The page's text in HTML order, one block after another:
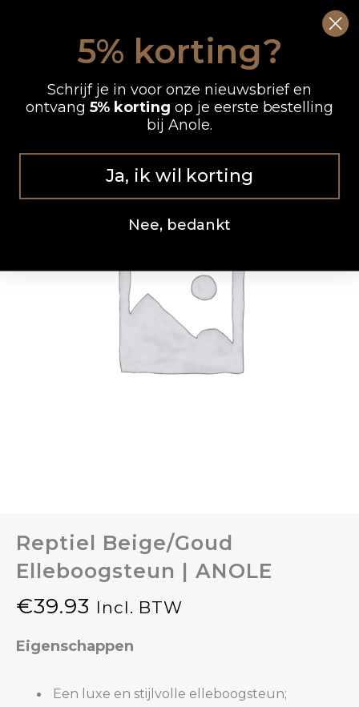
inhoud
Reptiel Beige/Goud
Elleboogsteun | ANOLE
€39.93 Incl. BTW
Eigenschappen
Een luxe en stijlvolle elleboogsteun;
5% korting?
Schrijf je in voor onze nieuwsbrief en
ontvang 5% korting op je eerste bestelling
bij Anole.
Ja, ik wil korting
Nee, bedankt